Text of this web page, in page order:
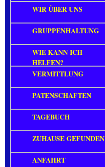
WIR ÜBER UNS
GRUPPENHALTUNG
WIE KANN ICH
HELFEN?
VERMITTLUNG
PATENSCHAFTEN
TAGEBUCH
ZUHAUSE GEFUNDEN
ANFAHRT